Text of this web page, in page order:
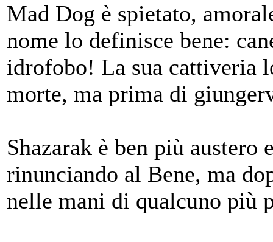
Mad Dog è spietato,
nome lo definisce bene:
idrofobo! La sua cattiveria
morte, ma prima di
Shazarak è ben più
rinunciando al Bene, ma
nelle mani di qualcuno più